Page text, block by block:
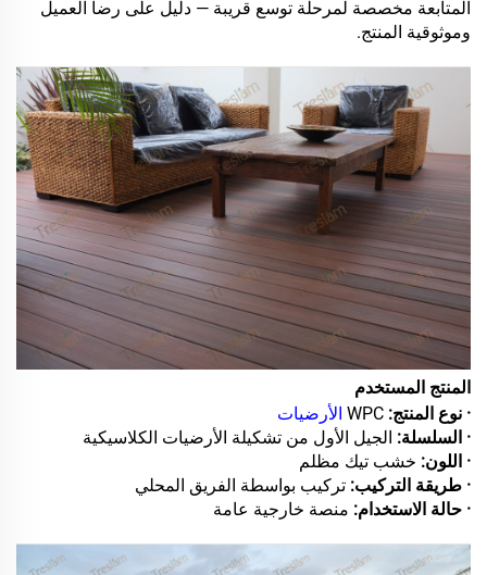
المتابعة مخصصة لمرحلة توسع قريبة — دليل على رضا العميل
وموثوقية المنتج.
المنتج المستخدم
· نوع المنتج: WPC الأرضيات
· السلسلة: الجيل الأول من تشكيلة الأرضيات الكلاسيكية
· اللون: خشب تيك مظلم
· طريقة التركيب: تركيب بواسطة الفريق المحلي
· حالة الاستخدام: منصة خارجية عامة